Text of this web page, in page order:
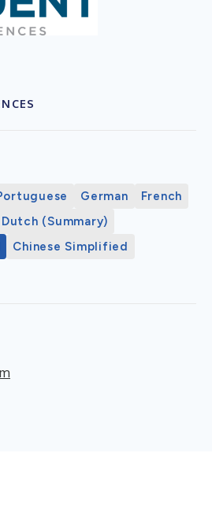
German
French
Dutch (Summary)
Chinese Simplified